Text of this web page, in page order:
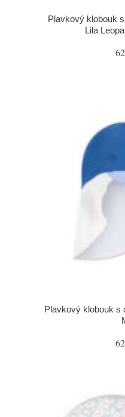
Plavkový klobouk
Lila
Plavkový klobouk s